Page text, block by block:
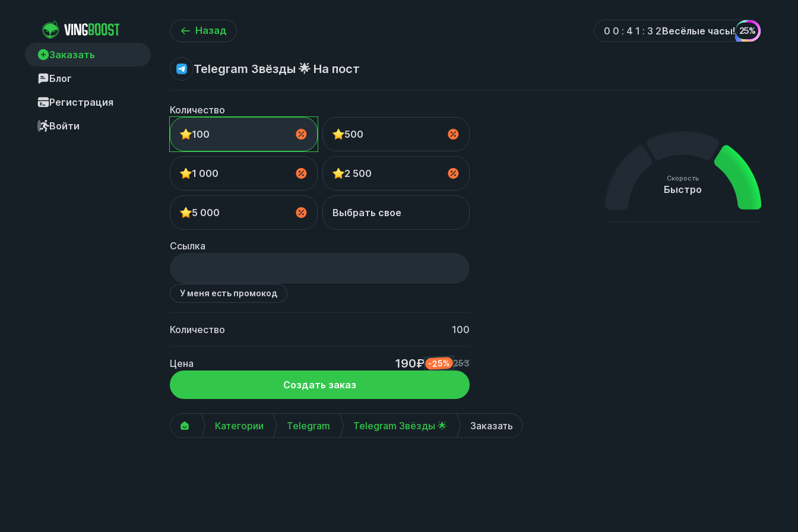
Заказать
Блог
Регистрация
Войти
Назад 0 0 : 4 1 : 3 2Весёлые часы! 25%
Telegram Звёзды 🌟 На пост
Количество
100 500
1 000 2 500
5 000 Выбрать свое
Ссылка
У меня есть промокод
Количество 100
Цена 190₽ -25% 253
Создать заказ
Скорость
Быстро
Категории Telegram Telegram Звёзды 🌟 Заказать